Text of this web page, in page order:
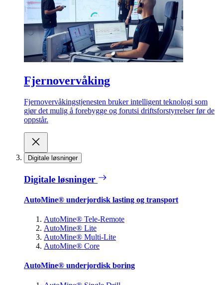
Fjernovervåking
Fjernovervåkingstjenesten bruker intelligent teknologi som
gjør det mulig å forebygge og forutsi driftsforstyrrelser før de
oppstår.
Digitale løsninger
Digitale løsninger
AutoMine® underjordisk lasting og transport
AutoMine® Tele-Remote
AutoMine® Lite
AutoMine® Multi-Lite
AutoMine® Core
AutoMine® underjordisk boring